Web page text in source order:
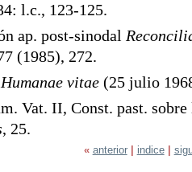
l.c., 123-125.
ap. post-sinodal
(1985), 272.
Humanae vitae(25 julio
Vat. II, Const. past.
, 25.
« anterior indice